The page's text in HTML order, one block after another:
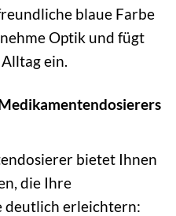
blaue Farbe
Optik und fügt
ein.
bietet Ihnen
die Ihre
deutlich erleichtern: